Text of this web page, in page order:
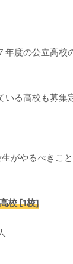
度の公立高校
いる高校も募
がやるべきこ
校 [1校]